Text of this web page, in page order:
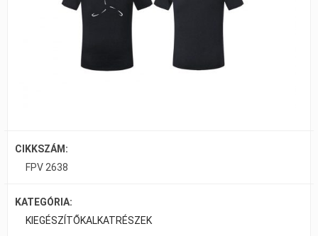
CIKKSZÁM:
FPV 2638
KATEGÓRIA:
KIEGÉSZÍTŐKALKATRÉSZEK